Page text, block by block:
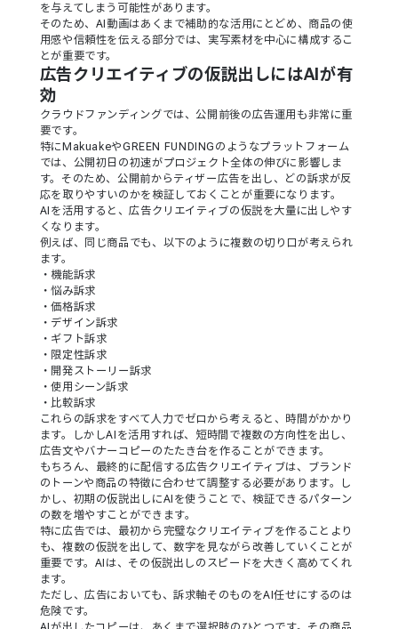
を与えてしまう可能性があります。
そのため、AI動画はあくまで補助的な活用にとどめ、商品の使
用感や信頼性を伝える部分では、実写素材を中心に構成するこ
とが重要です。
広告クリエイティブの仮説出しにはAIが有
効
クラウドファンディングでは、公開前後の広告運用も非常に重
要です。
特にMakuakeやGREEN FUNDINGのようなプラットフォーム
では、公開初日の初速がプロジェクト全体の伸びに影響しま
す。そのため、公開前からティザー広告を出し、どの訴求が反
応を取りやすいのかを検証しておくことが重要になります。
AIを活用すると、広告クリエイティブの仮説を大量に出しやす
くなります。
例えば、同じ商品でも、以下のように複数の切り口が考えられ
ます。
・機能訴求
・悩み訴求
・価格訴求
・デザイン訴求
・ギフト訴求
・限定性訴求
・開発ストーリー訴求
・使用シーン訴求
・比較訴求
これらの訴求をすべて人力でゼロから考えると、時間がかかり
ます。しかしAIを活用すれば、短時間で複数の方向性を出し、
広告文やバナーコピーのたたき台を作ることができます。
もちろん、最終的に配信する広告クリエイティブは、ブランド
のトーンや商品の特徴に合わせて調整する必要があります。し
かし、初期の仮説出しにAIを使うことで、検証できるパターン
の数を増やすことができます。
特に広告では、最初から完璧なクリエイティブを作ることより
も、複数の仮説を出して、数字を見ながら改善していくことが
重要です。AIは、その仮説出しのスピードを大きく高めてくれ
ます。
ただし、広告においても、訴求軸そのものをAI任せにするのは
危険です。